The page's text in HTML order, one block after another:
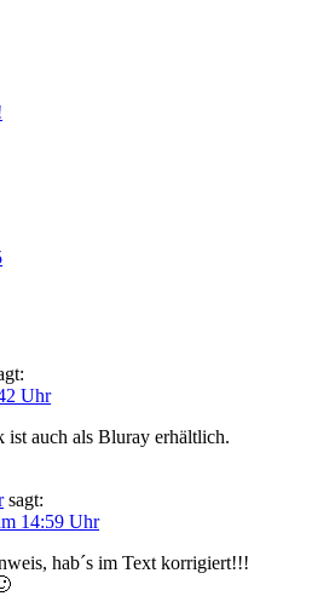
Uhr
ist auch als Bluray erhältlich.
sagt:
14:59 Uhr
hab´s im Text korrigiert!!!